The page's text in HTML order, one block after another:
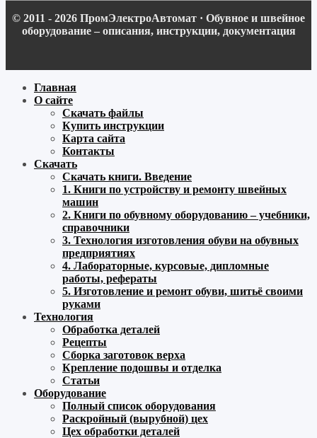
© 2011 - 2026 ПромЭлектроАвтомат · Обувное и швейное
оборудование – описания, инструкции, документация
Главная
О сайте
Скачать файлы
Купить инструкции
Карта сайта
Контакты
Скачать
Скачать книги. Введение
1. Книги по устройству и ремонту швейных
машин
2. Книги по обувному оборудованию – учебники,
справочники
3. Технология изготовления обуви на обувных
предприятиях
4. Лабораторные, курсовые, дипломные
работы, рефераты
5. Изготовление и ремонт обуви, шитьё своими
руками
Технология
Обработка деталей
Рецепты
Сборка заготовок верха
Крепление подошвы и отделка
Статьи
Оборудование
Полный список оборудования
Раскройный (вырубной) цех
Цех обработки деталей